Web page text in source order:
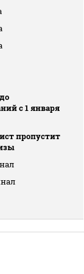
с 1 января
пропустит